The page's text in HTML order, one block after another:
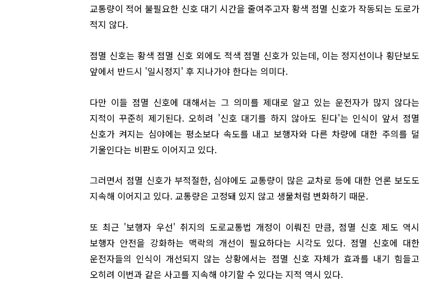
교통량이 적어 불필요한 신호 대기 시간을 줄여주고자 황색 점멸 신호가 작동되는 도로가
적지 않다.
점멸 신호는 황색 점멸 신호 외에도 적색 점멸 신호가 있는데, 이는 정지선이나 횡단보도
앞에서 반드시 '일시정지' 후 지나가야 한다는 의미다.
다만 이들 점멸 신호에 대해서는 그 의미를 제대로 알고 있는 운전자가 많지 않다는
지적이 꾸준히 제기된다. 오히려 '신호 대기를 하지 않아도 된다'는 인식이 앞서 점멸
신호가 켜지는 심야에는 평소보다 속도를 내고 보행자와 다른 차량에 대한 주의를 덜
기울인다는 비판도 이어지고 있다.
그러면서 점멸 신호가 부적절한, 심야에도 교통량이 많은 교차로 등에 대한 언론 보도도
지속해 이어지고 있다. 교통량은 고정돼 있지 않고 생물처럼 변화하기 때문.
또 최근 '보행자 우선' 취지의 도로교통법 개정이 이뤄진 만큼, 점멸 신호 제도 역시
보행자 안전을 강화하는 맥락의 개선이 필요하다는 시각도 있다. 점멸 신호에 대한
운전자들의 인식이 개선되지 않는 상황에서는 점멸 신호 자체가 효과를 내기 힘들고
오히려 이번과 같은 사고를 지속해 야기할 수 있다는 지적 역시 있다.